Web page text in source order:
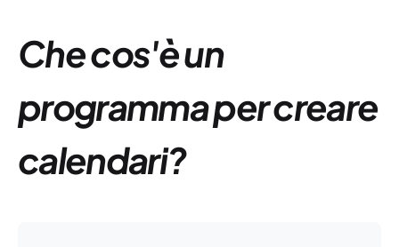
Che cos'è un
programma per creare
calendari?